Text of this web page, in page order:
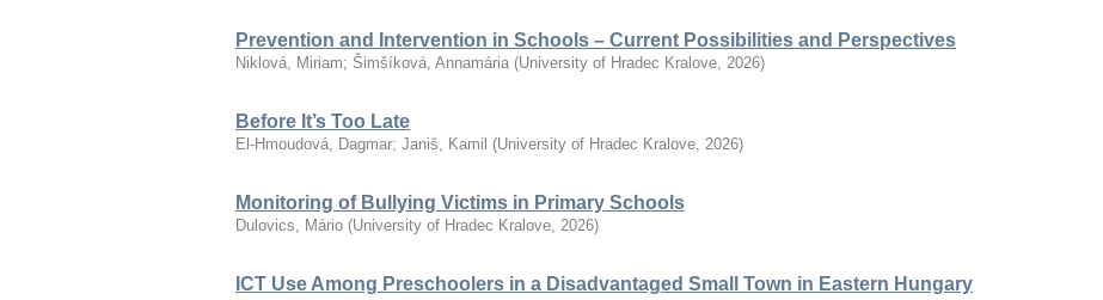
Prevention and Intervention in Schools – Current Possibilities and Perspectives
Niklová, Miriam; Šimšíková, Annamária (University of Hradec Kralove, 2026)
Before It’s Too Late
El-Hmoudová, Dagmar; Janiš, Kamil (University of Hradec Kralove, 2026)
Monitoring of Bullying Victims in Primary Schools
Dulovics, Mário (University of Hradec Kralove, 2026)
ICT Use Among Preschoolers in a Disadvantaged Small Town in Eastern Hungary